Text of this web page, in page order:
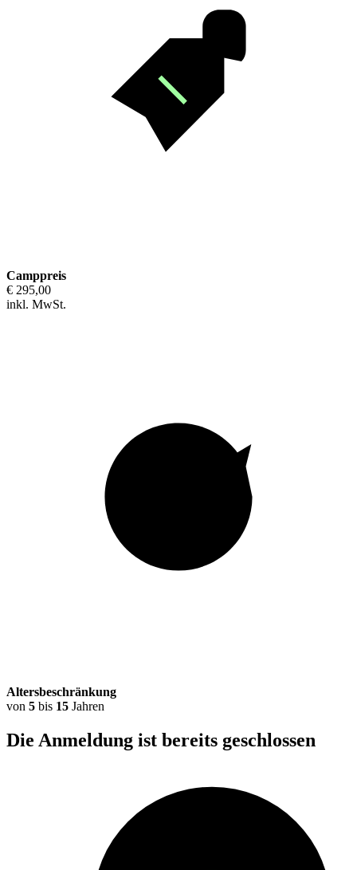
Camppreis
€ 295,00
inkl. MwSt.
Altersbeschränkung
von 5 bis 15 Jahren
Die Anmeldung ist bereits geschlossen